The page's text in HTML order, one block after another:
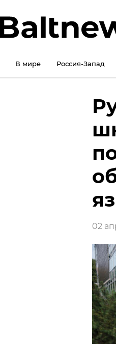
В мире Россия-Запад
02